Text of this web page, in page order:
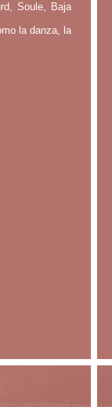
Soule, Baja
la danza, la